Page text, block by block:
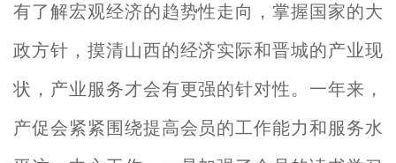
有了解宏观经济的趋势性走向，掌握国家的大
政方针，摸清山西的经济实际和晋城的产业现
状，产业服务才会有更强的针对性。一年来，
产促会紧紧围绕提高会员的工作能力和服务水